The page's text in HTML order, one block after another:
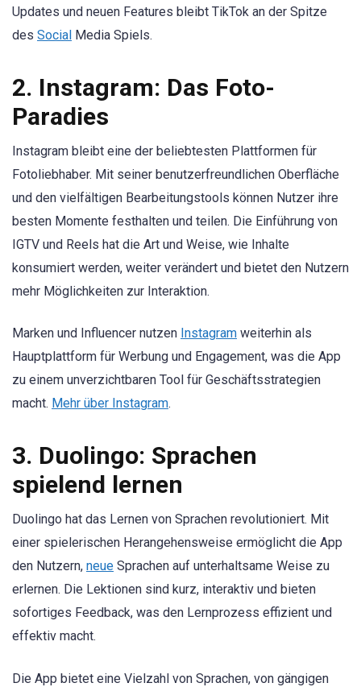
Updates und neuen Features bleibt TikTok an der Spitze
des Social Media Spiels.
2. Instagram: Das Foto-
Paradies
Instagram bleibt eine der beliebtesten Plattformen für
Fotoliebhaber. Mit seiner benutzerfreundlichen Oberfläche
und den vielfältigen Bearbeitungstools können Nutzer ihre
besten Momente festhalten und teilen. Die Einführung von
IGTV und Reels hat die Art und Weise, wie Inhalte
konsumiert werden, weiter verändert und bietet den Nutzern
mehr Möglichkeiten zur Interaktion.
Marken und Influencer nutzen Instagram weiterhin als
Hauptplattform für Werbung und Engagement, was die App
zu einem unverzichtbaren Tool für Geschäftsstrategien
macht. Mehr über Instagram.
3. Duolingo: Sprachen
spielend lernen
Duolingo hat das Lernen von Sprachen revolutioniert. Mit
einer spielerischen Herangehensweise ermöglicht die App
den Nutzern, neue Sprachen auf unterhaltsame Weise zu
erlernen. Die Lektionen sind kurz, interaktiv und bieten
sofortiges Feedback, was den Lernprozess effizient und
effektiv macht.
Die App bietet eine Vielzahl von Sprachen, von gängigen